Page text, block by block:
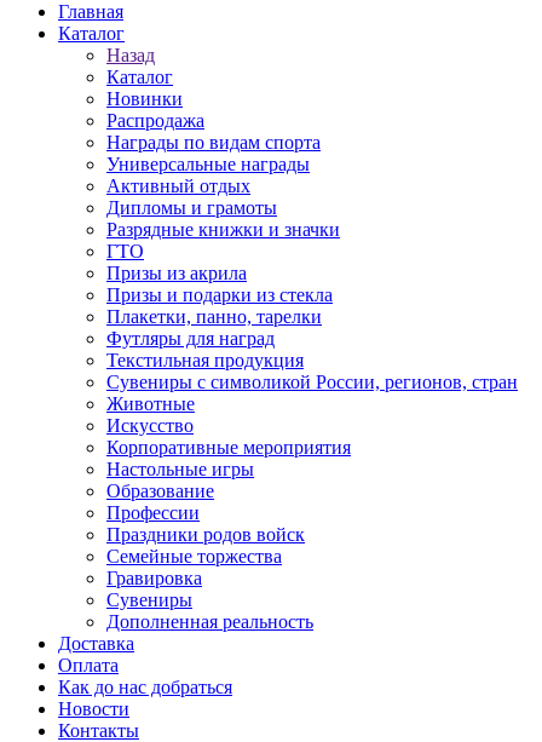
Главная
Каталог
Назад
Каталог
Новинки
Распродажа
Награды по видам спорта
Универсальные награды
Активный отдых
Дипломы и грамоты
Разрядные книжки и значки
ГТО
Призы из акрила
Призы и подарки из стекла
Плакетки, панно, тарелки
Футляры для наград
Текстильная продукция
Сувениры с символикой России, регионов, стран
Животные
Искусство
Корпоративные мероприятия
Настольные игры
Образование
Профессии
Праздники родов войск
Семейные торжества
Гравировка
Сувениры
Дополненная реальность
Доставка
Оплата
Как до нас добраться
Новости
Контакты